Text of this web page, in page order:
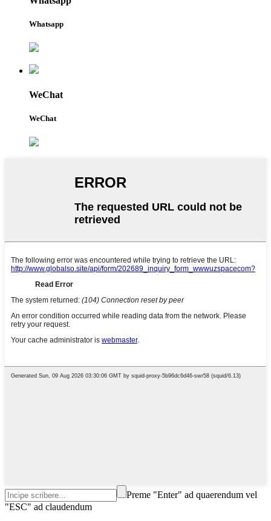
Whatsapp
WeChat
WeChat
Preme "Enter" ad quaerendum vel
"ESC" ad claudendum